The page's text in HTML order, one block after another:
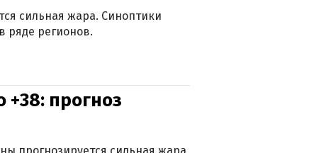
сильная жара. Синоптики
ряде регионов.
прогноз